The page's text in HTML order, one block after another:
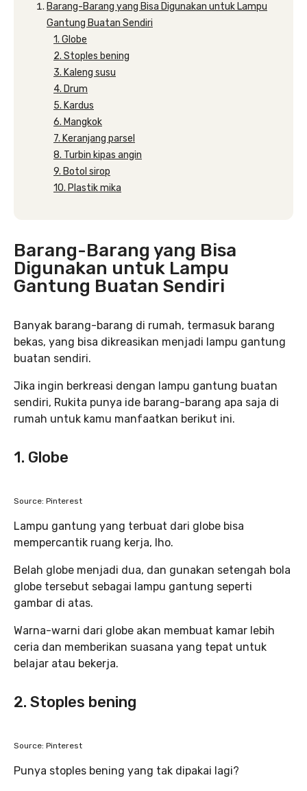
Barang-Barang yang Bisa Digunakan untuk Lampu
Gantung Buatan Sendiri
1. Globe
2. Stoples bening
3. Kaleng susu
4. Drum
5. Kardus
6. Mangkok
7. Keranjang parsel
8. Turbin kipas angin
9. Botol sirop
10. Plastik mika
Barang-Barang yang Bisa
Digunakan untuk Lampu
Gantung Buatan Sendiri
Banyak barang-barang di rumah, termasuk barang
bekas, yang bisa dikreasikan menjadi lampu gantung
buatan sendiri.
Jika ingin berkreasi dengan lampu gantung buatan
sendiri, Rukita punya ide barang-barang apa saja di
rumah untuk kamu manfaatkan berikut ini.
1. Globe
Source: Pinterest‌‌
Lampu gantung yang terbuat dari globe bisa
mempercantik ruang kerja, lho.
Belah globe menjadi dua, dan gunakan setengah bola
globe tersebut sebagai lampu gantung seperti
gambar di atas.
Warna-warni dari globe akan membuat kamar lebih
ceria dan memberikan suasana yang tepat untuk
belajar atau bekerja.
2. Stoples bening
Source: Pinterest
Punya stoples bening yang tak dipakai lagi?